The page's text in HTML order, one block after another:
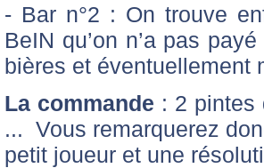
- Bar n°2 : On trouve
BeIN qu’on n’a pas
bières et éventuellement
La commande : 2 pintes
... Vous remarquerez
petit joueur et une